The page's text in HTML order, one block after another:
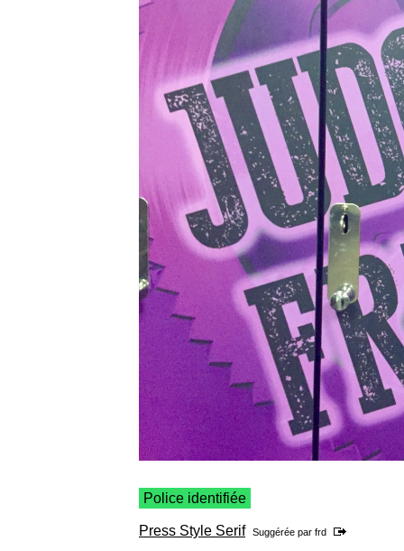
Police identifiée
Press Style Serif Suggérée par frd